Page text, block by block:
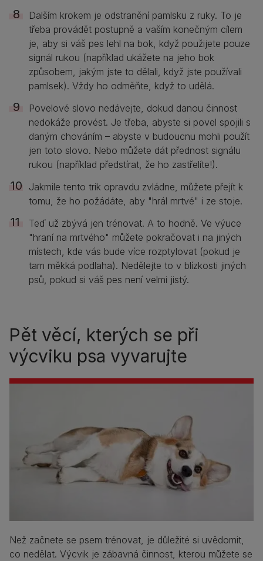
Dalším krokem je odstranění pamlsku z ruky. To je
třeba provádět postupně a vaším konečným cílem
je, aby si váš pes lehl na bok, když použijete pouze
signál rukou (například ukážete na jeho bok
způsobem, jakým jste to dělali, když jste používali
pamlsek). Vždy ho odměňte, když to udělá.
Povelové slovo nedávejte, dokud danou činnost
nedokáže provést. Je třeba, abyste si povel spojili s
daným chováním – abyste v budoucnu mohli použít
jen toto slovo. Nebo můžete dát přednost signálu
rukou (například předstírat, že ho zastřelíte!).
Jakmile tento trik opravdu zvládne, můžete přejít k
tomu, že ho požádáte, aby "hrál mrtvé" i ze stoje.
Teď už zbývá jen trénovat. A to hodně. Ve výuce
"hraní na mrtvého" můžete pokračovat i na jiných
místech, kde vás bude více rozptylovat (pokud je
tam měkká podlaha). Nedělejte to v blízkosti jiných
psů, pokud si váš pes není velmi jistý.
Pět věcí, kterých se při
výcviku psa vyvarujte
Než začnete se psem trénovat, je důležité si uvědomit,
co nedělat. Výcvik je zábavná činnost, kterou můžete se